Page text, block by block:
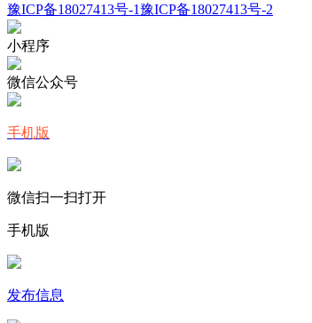
豫ICP备18027413号-1豫ICP备18027413号-2
小程序
微信公众号
手机版
微信扫一扫打开
手机版
发布信息